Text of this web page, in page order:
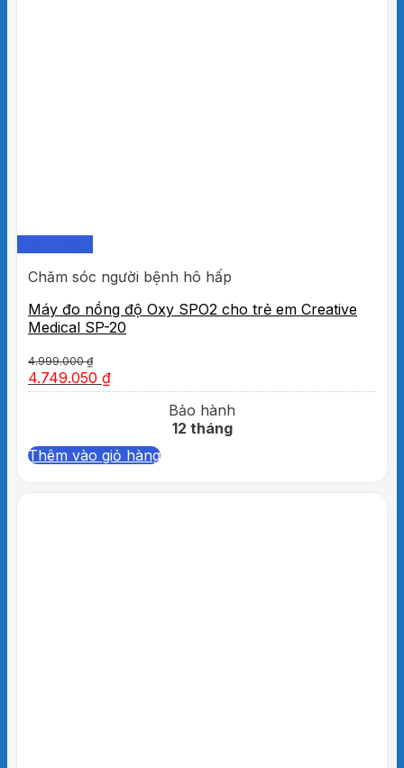
Chăm sóc người bệnh hô hấp
Máy đo nồng độ Oxy SPO2 cho trẻ em Creative
Medical SP-20
4.999.000₫
4.749.050 ₫
Bảo hành
12 tháng
Thêm vào giỏ hàng